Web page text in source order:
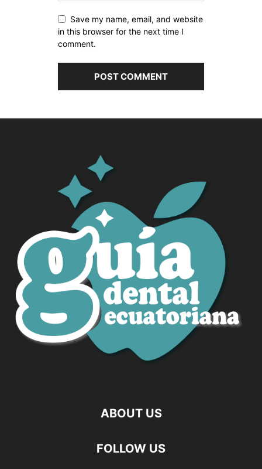
Save my name, email, and website
in this browser for the next time I
comment.
ABOUT US
FOLLOW US